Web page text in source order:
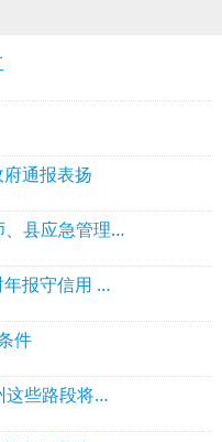
通报表扬
权威发布 | 泸县水务局原总规划师、县应急管理局原副局长（兼）陈文 严重违纪违法被开除党籍和公职
泸州市市场监管局温馨提醒：按时年报守信用 警惕诈骗护平安
件
音乐节出行提示丨5月3日起，泸州这些路段将实施交通管制